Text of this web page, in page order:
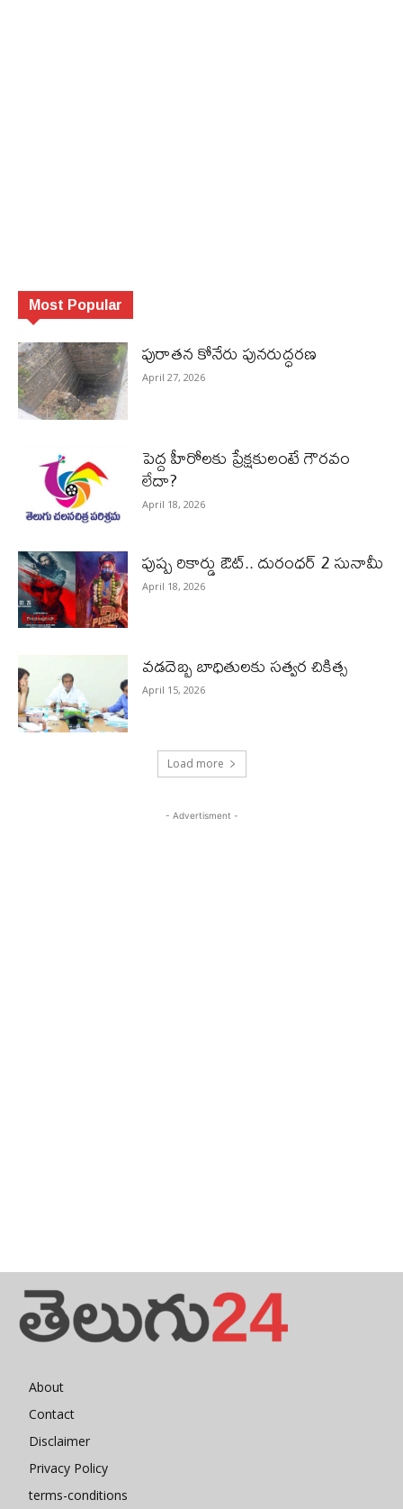
Most Popular
పురాత‌న కోనేరు పున‌రుద్ధ‌ర‌ణ
April 27, 2026
పెద్ద హీరోల‌కు ప్రేక్ష‌కులంటే గౌర‌వం
లేదా?
April 18, 2026
పుష్ప రికార్డు ఔట్‌.. దురంధ‌ర్ 2 సునామీ
April 18, 2026
వడదెబ్బ బాధితులకు సత్వర చికిత్స
April 15, 2026
Load more
- Advertisment -
About
Contact
Disclaimer
Privacy Policy
terms-conditions